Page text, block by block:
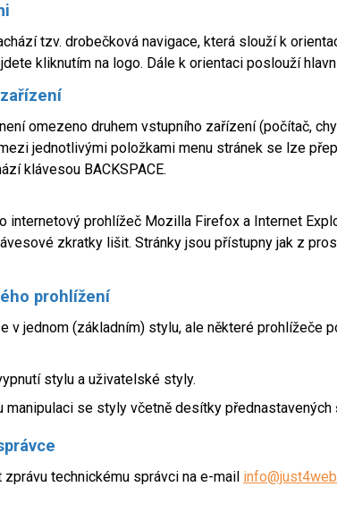
tzv. drobečková navigace, která slouží k
kliknutím na logo. Dále k orientaci poslouží
omezeno druhem vstupního zařízení (počítač,
jednotlivými položkami menu stránek se lze
klávesou BACKSPACE.
internetový prohlížeč Mozilla Firefox a Internet
zkratky lišit. Stránky jsou přístupny jak z
prohlížení
v jednom (základním) stylu, ale některé prohlížeče
stylu a uživatelské styly.
manipulaci se styly včetně desítky přednastavených
technickému správci na e-mail